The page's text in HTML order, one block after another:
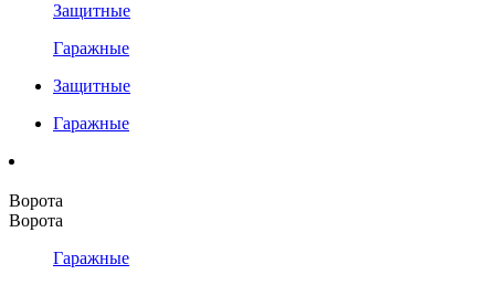
Защитные
Гаражные
Защитные
Гаражные
Ворота
Ворота
Гаражные